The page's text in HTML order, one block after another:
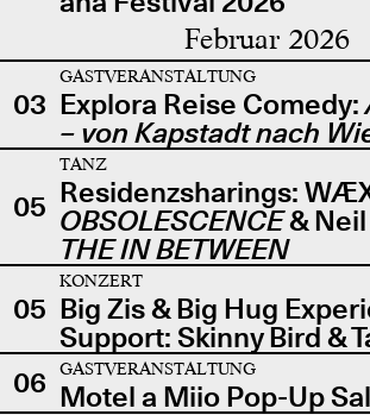
Februar 2026
03
GASTVERANSTALTUNG
Explora Reise Comedy:
– von Kapstadt nach
05
TANZ
Residenzsharings:
OBSOLESCENCE&
THE IN BETWEEN
05
KONZERT
Big Zis & Big Hug
Support: Skinny Bird &
06
GASTVERANSTALTUNG
Motel a Miio Pop-Up